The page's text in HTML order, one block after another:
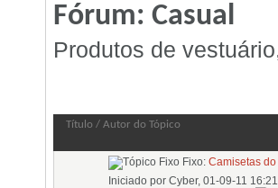
Fórum: Casual
Produtos de
Título / Autor do Tópico
Fixo: Camisetas do
Iniciado por Cyber, 01-09-11 16:21